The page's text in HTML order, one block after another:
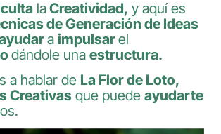
laCreatividad, y aquí es
de Generación de Ideas
a impulsarel
dándole una estructura.
a hablar de La Flor de Loto,
Creativas que puede ayudarte